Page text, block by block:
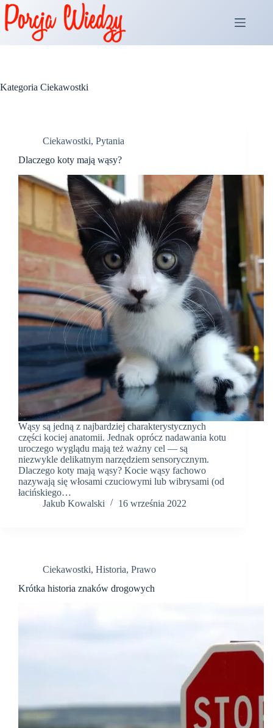
Przejdź
do
treści
Kategoria Ciekawostki
Ciekawostki, Pytania
Dlaczego koty mają wąsy?
Wąsy są jedną z najbardziej charakterystycznych
części kociej anatomii. Jednak oprócz nadawania kotu
uroczego wyglądu mają też ważny cel — są
niezwykle delikatnym narzędziem sensorycznym.
Dlaczego koty mają wąsy? Kocie wąsy fachowo
nazywają się włosami czuciowymi lub wibrysami (od
łacińskiego…
Jakub Kowalski
16 września 2022
Ciekawostki, Historia, Prawo
Krótka historia znaków drogowych